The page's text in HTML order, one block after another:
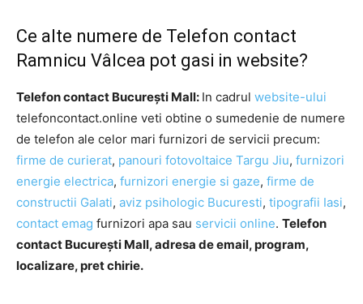
Ce alte numere de Telefon contact
Ramnicu Vâlcea pot gasi in website?
Telefon contact București Mall: In cadrul website-ului
telefoncontact.online veti obtine o sumedenie de numere
de telefon ale celor mari furnizori de servicii precum:
firme de curierat, panouri fotovoltaice Targu Jiu, furnizori
energie electrica, furnizori energie si gaze, firme de
constructii Galati, aviz psihologic Bucuresti, tipografii Iasi,
contact emag furnizori apa sau servicii online. Telefon
contact București Mall, adresa de email, program,
localizare, pret chirie.